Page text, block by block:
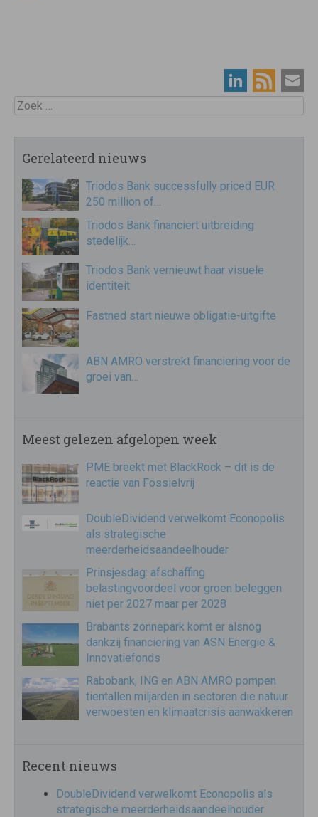
Zoek
Gerelateerd nieuws
Triodos Bank successfully priced EUR
250 million of…
Triodos Bank financiert uitbreiding
stedelijk…
Triodos Bank vernieuwt haar visuele
identiteit
Fastned start nieuwe obligatie-uitgifte
ABN AMRO verstrekt financiering voor de
groei van…
Meest gelezen afgelopen week
PME breekt met BlackRock – dit is de
reactie van Fossielvrij
DoubleDividend verwelkomt Econopolis
als strategische
meerderheidsaandeelhouder
Prinsjesdag: afschaffing
belastingvoordeel voor groen beleggen
niet per 2027 maar per 2028
Brabants zonnepark komt er alsnog
dankzij financiering van ASN Energie &
Innovatiefonds
Rabobank, ING en ABN AMRO pompen
tientallen miljarden in sectoren die natuur
verwoesten en klimaatcrisis aanwakkeren
Recent nieuws
DoubleDividend verwelkomt Econopolis als
strategische meerderheidsaandeelhouder